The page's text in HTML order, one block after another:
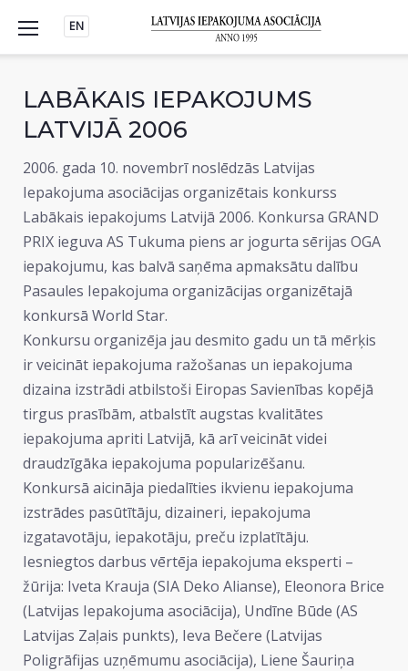
content
EN
LABĀKAIS IEPAKOJUMS
LATVIJĀ 2006
2006. gada 10. novembrī noslēdzās Latvijas
Iepakojuma asociācijas organizētais konkurss
Labākais iepakojums Latvijā 2006. Konkursa GRAND
PRIX ieguva AS Tukuma piens ar jogurta sērijas OGA
iepakojumu, kas balvā saņēma apmaksātu dalību
Pasaules Iepakojuma organizācijas organizētajā
konkursā World Star.
Konkursu organizēja jau desmito gadu un tā mērķis
ir veicināt iepakojuma ražošanas un iepakojuma
dizaina izstrādi atbilstoši Eiropas Savienības kopējā
tirgus prasībām, atbalstīt augstas kvalitātes
iepakojuma apriti Latvijā, kā arī veicināt videi
draudzīgāka iepakojuma popularizēšanu.
Konkursā aicināja piedalīties ikvienu iepakojuma
izstrādes pasūtītāju, dizaineri, iepakojuma
izgatavotāju, iepakotāju, preču izplatītāju.
Iesniegtos darbus vērtēja iepakojuma eksperti –
žūrija: Iveta Krauja (SIA Deko Alianse), Eleonora Brice
(Latvijas Iepakojuma asociācija), Undīne Būde (AS
Latvijas Zaļais punkts), Ieva Bečere (Latvijas
Poligrāfijas uzņēmumu asociācija), Liene Šauriņa